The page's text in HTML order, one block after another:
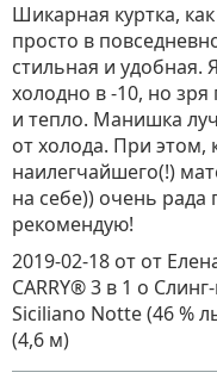
Шикарная куртка,
просто в
стильная и удобная.
холодно в -10, но
и тепло. Манишка
от холода. При этом,
наилегчайшего(!)
на себе)) очень
рекомендую!
2019-02-18 от от
CARRY® 3 в 1 о
Siciliano Notte (46 %
(4,6 м)